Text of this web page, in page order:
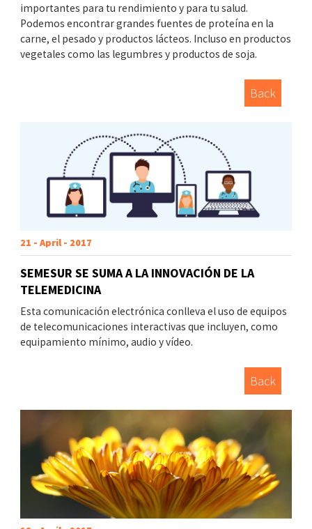
importantes para tu rendimiento y para tu salud.
Podemos encontrar grandes fuentes de proteína en la
carne, el pesado y productos lácteos. Incluso en productos
vegetales como las legumbres y productos de soja.
Back
21 - April - 2017
SEMESUR SE SUMA A LA INNOVACIÓN DE LA
TELEMEDICINA
Esta comunicación electrónica conlleva el uso de equipos
de telecomunicaciones interactivas que incluyen, como
equipamiento mínimo, audio y vídeo.
Back